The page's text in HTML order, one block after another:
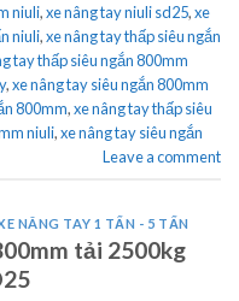
niuli,xe nâng tay niuli sd25,xe
niuli,xe nâng tay thấp siêu ngắn
tay thấp siêu ngắn 800mm
,xe nâng tay siêu ngắn 800mm
800mm,xe nâng tay thấp siêu
niuli,xe nâng tay siêu ngắn
Leave a comment
NÂNG TAY 1 TẤN - 5 TẤN
tải 2500kg